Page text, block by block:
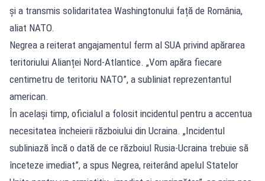
și a transmis solidaritatea Washingtonului față de România,
aliat NATO.
Negrea a reiterat angajamentul ferm al SUA privind apărarea
teritoriului Alianței Nord-Atlantice. „Vom apăra fiecare
centimetru de teritoriu NATO”, a subliniat reprezentantul
american.
În același timp, oficialul a folosit incidentul pentru a accentua
necesitatea încheierii războiului din Ucraina. „Incidentul
subliniază încă o dată de ce războiul Rusia-Ucraina trebuie să
înceteze imediat”, a spus Negrea, reiterând apelul Statelor